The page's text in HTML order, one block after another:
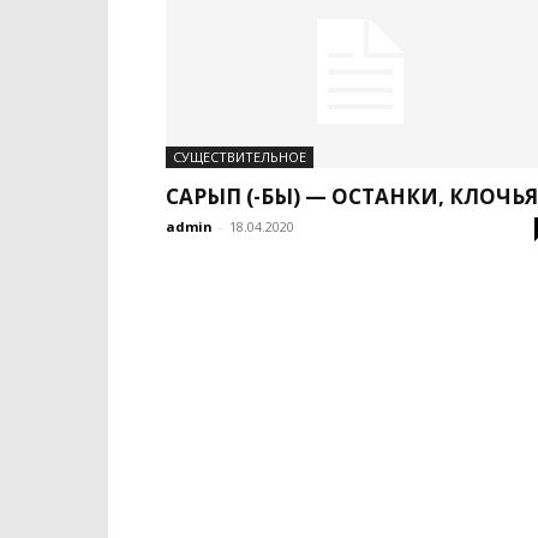
СУЩЕСТВИТЕЛЬНОЕ
САРЫП (-БЫ) — ОСТАНКИ, КЛОЧЬЯ
admin - 18.04.2020